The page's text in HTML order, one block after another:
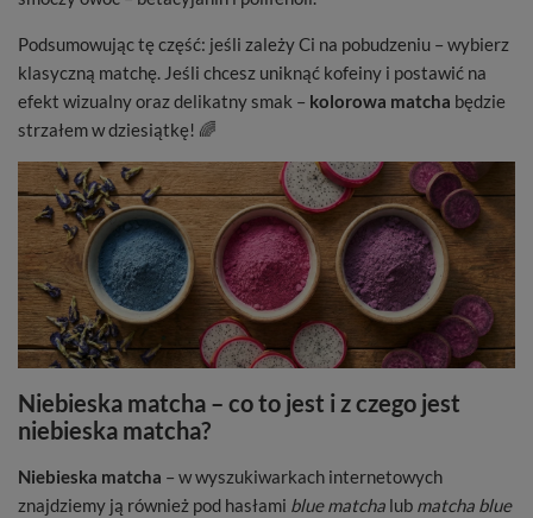
Podsumowując tę część: jeśli zależy Ci na pobudzeniu – wybierz
klasyczną matchę. Jeśli chcesz uniknąć kofeiny i postawić na
efekt wizualny oraz delikatny smak – kolorowa matcha będzie
strzałem w dziesiątkę! 🌈
Niebieska matcha – co to jest i z czego jest
niebieska matcha?
Niebieska matcha – w wyszukiwarkach internetowych
znajdziemy ją również pod hasłami blue matcha lub matcha blue